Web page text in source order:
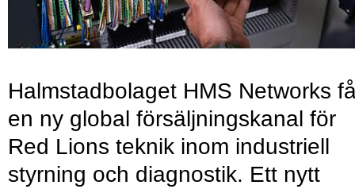
Halmstadbolaget HMS Networks
en ny global försäljningskanal för
Red Lions teknik inom industriell
styrning och diagnostik. Ett nytt